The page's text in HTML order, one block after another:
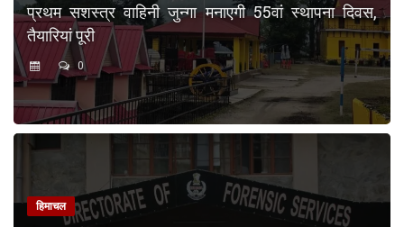
प्रथम सशस्त्र वाहिनी जुन्गा मनाएगी 55वां स्थापना दिवस,
तैयारियां पूरी
0
हिमाचल